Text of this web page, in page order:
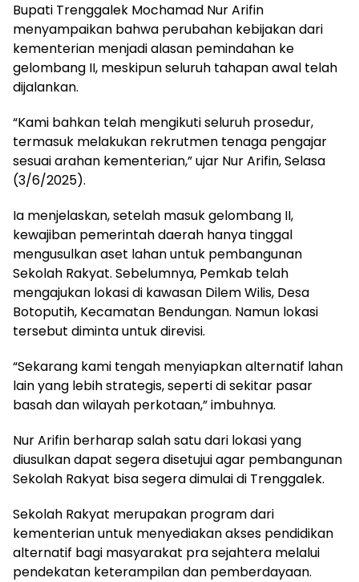
Bupati Trenggalek Mochamad Nur Arifin
menyampaikan bahwa perubahan kebijakan dari
kementerian menjadi alasan pemindahan ke
gelombang II, meskipun seluruh tahapan awal telah
dijalankan.
“Kami bahkan telah mengikuti seluruh prosedur,
termasuk melakukan rekrutmen tenaga pengajar
sesuai arahan kementerian,” ujar Nur Arifin, Selasa
(3/6/2025).
Ia menjelaskan, setelah masuk gelombang II,
kewajiban pemerintah daerah hanya tinggal
mengusulkan aset lahan untuk pembangunan
Sekolah Rakyat. Sebelumnya, Pemkab telah
mengajukan lokasi di kawasan Dilem Wilis, Desa
Botoputih, Kecamatan Bendungan. Namun lokasi
tersebut diminta untuk direvisi.
“Sekarang kami tengah menyiapkan alternatif lahan
lain yang lebih strategis, seperti di sekitar pasar
basah dan wilayah perkotaan,” imbuhnya.
Nur Arifin berharap salah satu dari lokasi yang
diusulkan dapat segera disetujui agar pembangunan
Sekolah Rakyat bisa segera dimulai di Trenggalek.
Sekolah Rakyat merupakan program dari
kementerian untuk menyediakan akses pendidikan
alternatif bagi masyarakat pra sejahtera melalui
pendekatan keterampilan dan pemberdayaan.